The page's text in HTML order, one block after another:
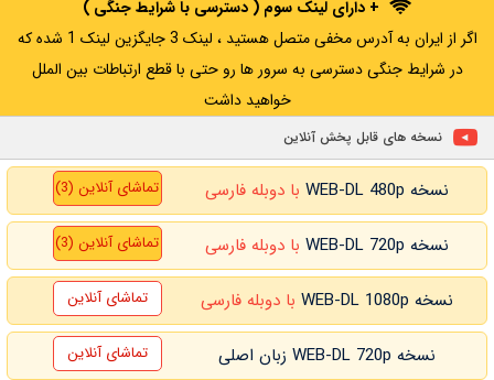
+ دارای لینک سوم ( دسترسی با شرایط جنگی )
اگر از ایران به آدرس مخفی متصل هستید ، لینک 3 جایگزین لینک 1 شده که
در شرایط جنگی دسترسی به سرور ها رو حتی با قطع ارتباطات بین الملل
خواهید داشت
نسخه های قابل پخش آنلاین
نسخه WEB-DL 480p با دوبله فارسی تماشای آنلاین (3)
نسخه WEB-DL 720p با دوبله فارسی تماشای آنلاین (3)
نسخه WEB-DL 1080p با دوبله فارسی تماشای آنلاین
نسخه WEB-DL 720p زبان اصلی تماشای آنلاین